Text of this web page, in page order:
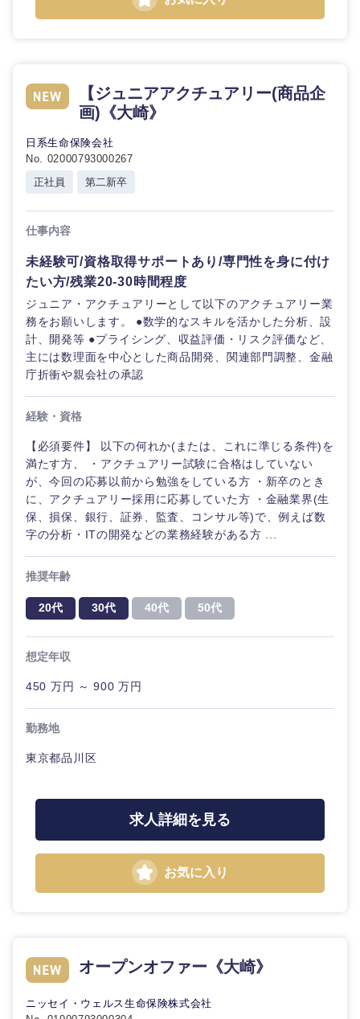
九州・沖縄
福岡県
長崎県
大分県 宮崎県
鹿児島県 沖縄県
【ジュニアアクチュアリー(商品企
画)《大崎》
日系生命保険会社
No. 02000793000267
正社員
第二新卒
仕事内容
未経験可/資格取得サポートあり/専門性を身に付け
たい方/残業20-30時間程度
ジュニア・アクチュアリーとして以下のアクチュアリー業
務をお願いします。 ●数学的なスキルを活かした分析、設
計、開発等 ●プライシング、収益評価・リスク評価など、
主には数理面を中心とした商品開発、関連部門調整、金融
庁折衝や親会社の承認
経験・資格
【必須要件】 以下の何れか(または、これに準じる条件)を
満たす方、 ・アクチュアリー試験に合格はしていない
が、今回の応募以前から勉強をしている方 ・新卒のとき
に、アクチュアリー採用に応募していた方 ・金融業界(生
保、損保、銀行、証券、監査、コンサル等)で、例えば数
字の分析・ITの開発などの業務経験がある方 ...
推奨年齢
20代 30代 40代 50代
想定年収
450 万円 ～ 900 万円
勤務地
東京都品川区
求人詳細を見る
お気に入り
オープンオファー《大崎》
ニッセイ・ウェルス生命保険株式会社